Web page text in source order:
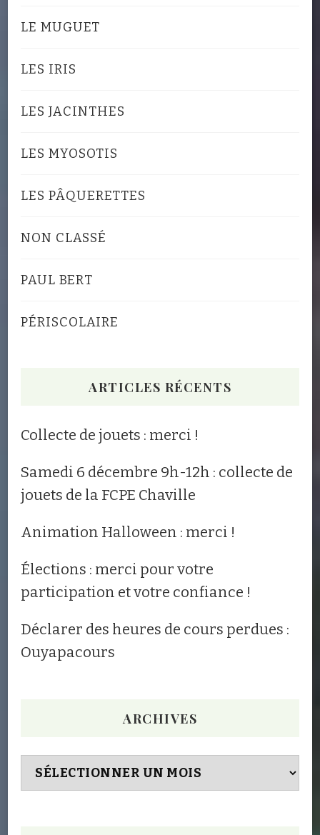
LE MUGUET
LES IRIS
LES JACINTHES
LES MYOSOTIS
LES PÂQUERETTES
NON CLASSÉ
PAUL BERT
PÉRISCOLAIRE
ARTICLES RÉCENTS
Collecte de jouets : merci !
Samedi 6 décembre 9h-12h : collecte de
jouets de la FCPE Chaville
Animation Halloween : merci !
Élections : merci pour votre
participation et votre confiance !
Déclarer des heures de cours perdues :
Ouyapacours
ARCHIVES
Archives